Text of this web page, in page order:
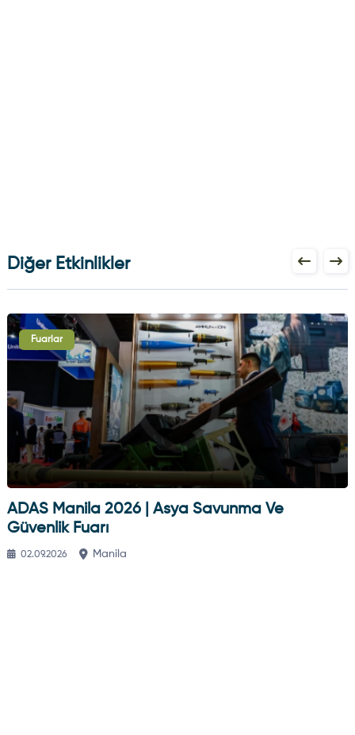
Diğer Etkinlikler
Fuarlar
ADAS Manila 2026 | Asya Savunma Ve
Güvenlik Fuarı
02.09.2026 Manila